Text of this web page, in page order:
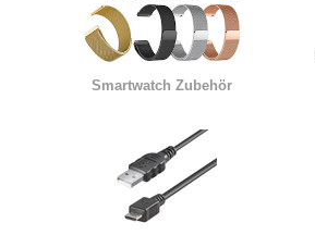
Smartwatch Zubehör